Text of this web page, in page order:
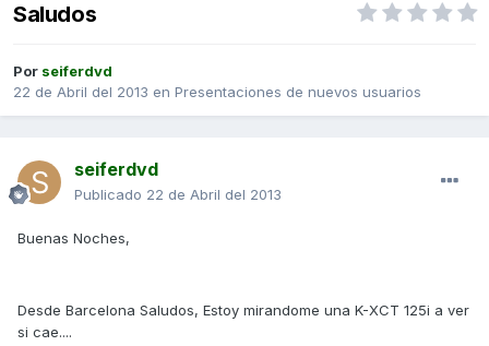
Saludos
Por seiferdvd
22 de Abril del 2013 en Presentaciones de nuevos usuarios
seiferdvd
Publicado 22 de Abril del 2013
Buenas Noches,
Desde Barcelona Saludos, Estoy mirandome una K-XCT 125i a ver
si cae....